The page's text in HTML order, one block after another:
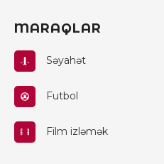
MARAQLAR
Səyahət
Futbol
Film izləmək